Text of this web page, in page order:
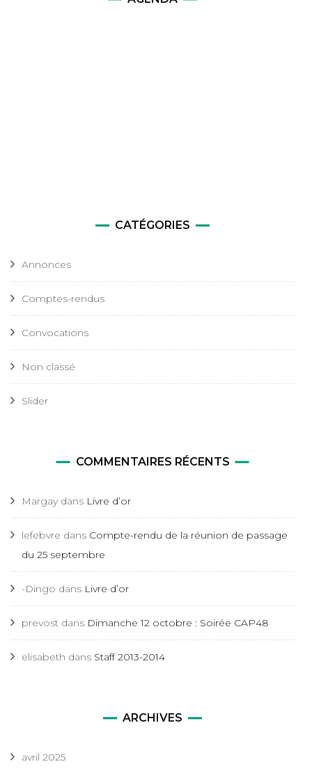
CATÉGORIES
Annonces
Comptes-rendus
Convocations
Non classé
Slider
COMMENTAIRES RÉCENTS
Margay dans Livre d’or
lefebvre dans Compte-rendu de la réunion de passage
du 25 septembre
-Dingo dans Livre d’or
prevost dans Dimanche 12 octobre : Soirée CAP48
elisabeth dans Staff 2013-2014
ARCHIVES
avril 2025